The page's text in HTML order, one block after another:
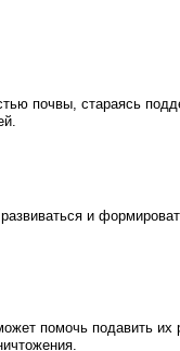
почвы, стараясь
и
помочь подавить их